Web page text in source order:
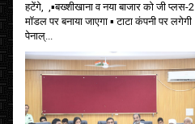
हटेंगे, ,▪️बख्शीखाना व नया बाजार को जी प्लस-2
मॉडल पर बनाया जाएगा ▪️ टाटा कंपनी पर लगेगी
पेनाल्...